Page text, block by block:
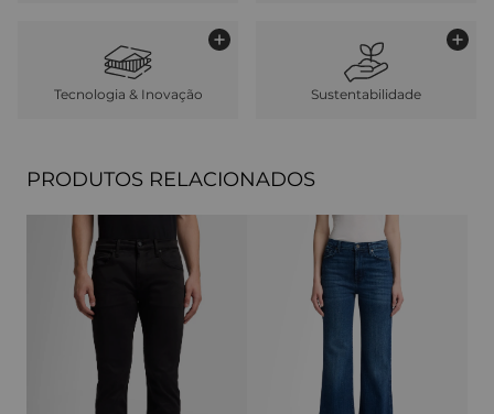
Tecnologia & Inovação Sustentabilidade
PRODUTOS RELACIONADOS